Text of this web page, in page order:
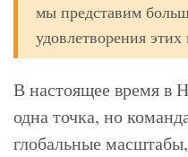
мы представим
удовлетворения этих
В настоящее время в
одна точка, но
глобальные